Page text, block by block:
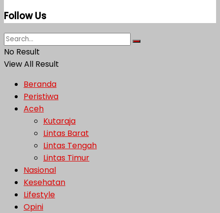
Follow Us
No Result
View All Result
Beranda
Peristiwa
Aceh
Kutaraja
Lintas Barat
Lintas Tengah
Lintas Timur
Nasional
Kesehatan
Lifestyle
Opini